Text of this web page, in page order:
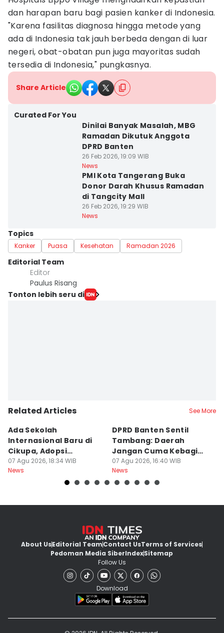
dan harapan baru bagi pasien kanker di Indonesia.
"Karena fasilitas diagnosa hingga metode yang
ada di Indonesia tak jauh berbeda dengan di luar
negeri, obat-obatan pun juga mayoritas sudah
tersedia di Indonesia," pungkasnya.
Share Article
Curated For You
Dinilai Banyak Masalah, MBG
Ramadan Dikutuk Anggota
DPRD Banten
26 Feb 2026, 19:09 WIB
News
PMI Kota Tangerang Buka
Donor Darah Khusus Ramadan
di Tangcity Mall
26 Feb 2026, 19:29 WIB
News
Topics
Kanker Puasa Kesehatan Ramadan 2026
Editorial Team
Editor
Paulus Risang
Tonton lebih seru di
Related Articles See More
Ada Sekolah
Internasional Baru di
Cikupa, Adopsi
Kurikulum Singapura
07 Agu 2026, 18:34 WIB
News
DPRD Banten Sentil
Tambang: Daerah
Jangan Cuma Kebagian
Rusaknya
07 Agu 2026, 16:40 WIB
News
About UsEditorial TeamContact UsTerms of Services
Pedoman Media SiberIndexSitemap
Follow Us
Download